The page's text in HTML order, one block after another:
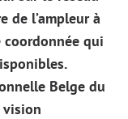
de l’ampleur à
coordonnée qui
Belge du
vision